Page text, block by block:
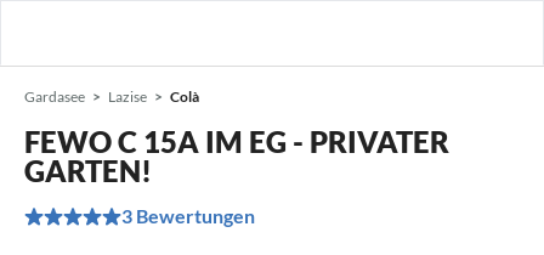
Gardasee Lazise Colà
FEWO C 15A IM EG - PRIVATER
GARTEN!
3 Bewertungen